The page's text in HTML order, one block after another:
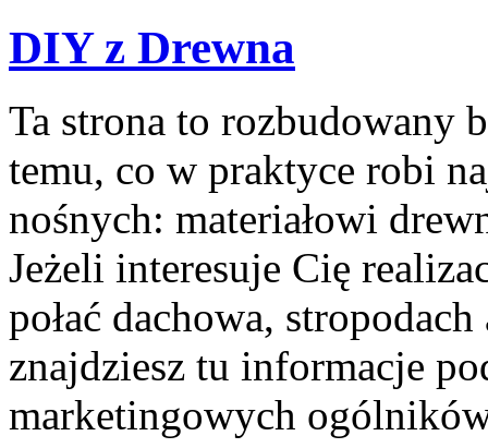
DIY z Drewna
Ta strona to rozbudowany
temu, co w praktyce robi
nośnych: materiałowi
Jeżeli interesuje Cię
połać dachowa,
znajdziesz tu informacje
marketingowych